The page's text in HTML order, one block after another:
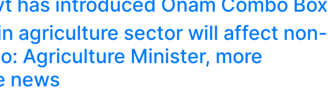
agriculture sector will affect non-
Agriculture Minister, more
news